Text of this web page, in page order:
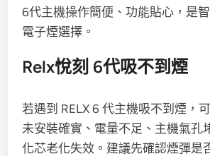
6代主機操作簡便、功能貼心，是
電子煙選擇。
Relx悅刻 6代吸不到煙
若遇到 RELX 6 代主機吸不到煙，
未安裝確實、電量不足、主機氣孔
化芯老化失效。建議先確認煙彈是